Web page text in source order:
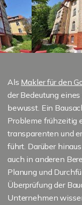
Als Makler für den
der Bedeutung
bewusst. Ein
Probleme frühzeitig
transparenten und
führt. Darüber
auch in anderen
Planung und
Überprüfung der
Unternehmen